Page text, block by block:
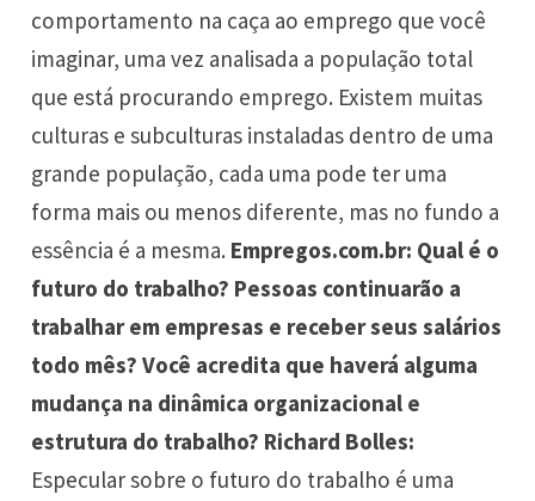
comportamento na caça ao emprego que você
imaginar, uma vez analisada a população total
que está procurando emprego. Existem muitas
culturas e subculturas instaladas dentro de uma
grande população, cada uma pode ter uma
forma mais ou menos diferente, mas no fundo a
essência é a mesma. Empregos.com.br: Qual é o
futuro do trabalho? Pessoas continuarão a
trabalhar em empresas e receber seus salários
todo mês? Você acredita que haverá alguma
mudança na dinâmica organizacional e
estrutura do trabalho? Richard Bolles:
Especular sobre o futuro do trabalho é uma